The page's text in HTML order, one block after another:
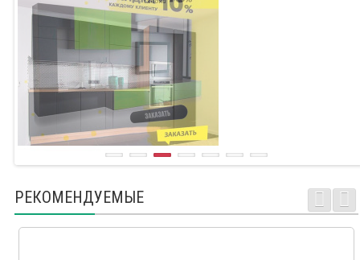
РЕКОМЕНДУЕМЫЕ